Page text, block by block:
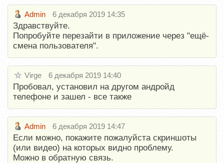
Admin 6 декабря 2019 14:35
Здравствуйте.
Попробуйте перезайти в приложение через "ещё-
смена пользователя".
Virge 6 декабря 2019 14:40
Пробовал, установил на другом андройд
телефоне и зашел - все также
Admin 6 декабря 2019 14:47
Если можно, покажите пожалуйста скриншоты
(или видео) на которых видно проблему.
Можно в обратную связь.